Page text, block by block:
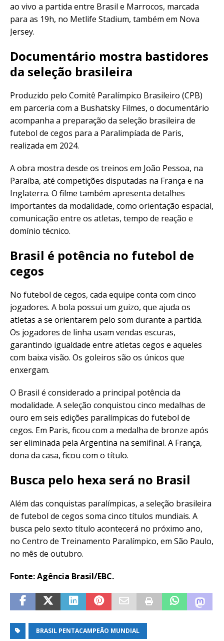
ao vivo a partida entre Brasil e Marrocos, marcada
para as 19h, no Metlife Stadium, também em Nova
Jersey.
Documentário mostra bastidores
da seleção brasileira
Produzido pelo Comitê Paralímpico Brasileiro (CPB)
em parceria com a Bushatsky Filmes, o documentário
acompanha a preparação da seleção brasileira de
futebol de cegos para a Paralimpíada de Paris,
realizada em 2024.
A obra mostra desde os treinos em João Pessoa, na
Paraíba, até competições disputadas na França e na
Inglaterra. O filme também apresenta detalhes
importantes da modalidade, como orientação espacial,
comunicação entre os atletas, tempo de reação e
domínio técnico.
Brasil é potência no futebol de
cegos
No futebol de cegos, cada equipe conta com cinco
jogadores. A bola possui um guizo, que ajuda os
atletas a se orientarem pelo som durante a partida.
Os jogadores de linha usam vendas escuras,
garantindo igualdade entre atletas cegos e aqueles
com baixa visão. Os goleiros são os únicos que
enxergam.
O Brasil é considerado a principal potência da
modalidade. A seleção conquistou cinco medalhas de
ouro em seis edições paralímpicas do futebol de
cegos. Em Paris, ficou com a medalha de bronze após
ser eliminada pela Argentina na semifinal. A França,
dona da casa, ficou com o título.
Busca pelo hexa será no Brasil
Além das conquistas paralímpicas, a seleção brasileira
de futebol de cegos soma cinco títulos mundiais. A
busca pelo sexto título acontecerá no próximo ano,
no Centro de Treinamento Paralímpico, em São Paulo,
no mês de outubro.
Fonte: Agência Brasil/EBC.
BRASIL PENTACAMPEÃO MUNDIAL